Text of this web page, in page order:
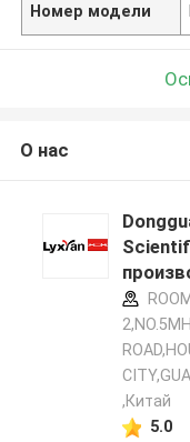
Номер модели
О нас
,Китай
5.0